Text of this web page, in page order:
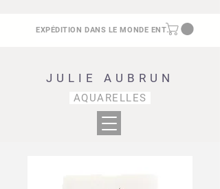
EXPÉDITION DANS LE MONDE ENTIER
JULIE AUBRUN
AQUARELLES